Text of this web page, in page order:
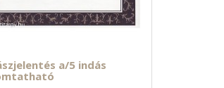
a/5 indás